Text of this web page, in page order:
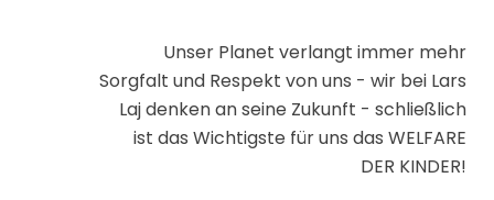
Unser Planet verlangt immer mehr
Sorgfalt und Respekt von uns - wir bei Lars
Laj denken an seine Zukunft - schließlich
ist das Wichtigste für uns das WELFARE
DER KINDER!